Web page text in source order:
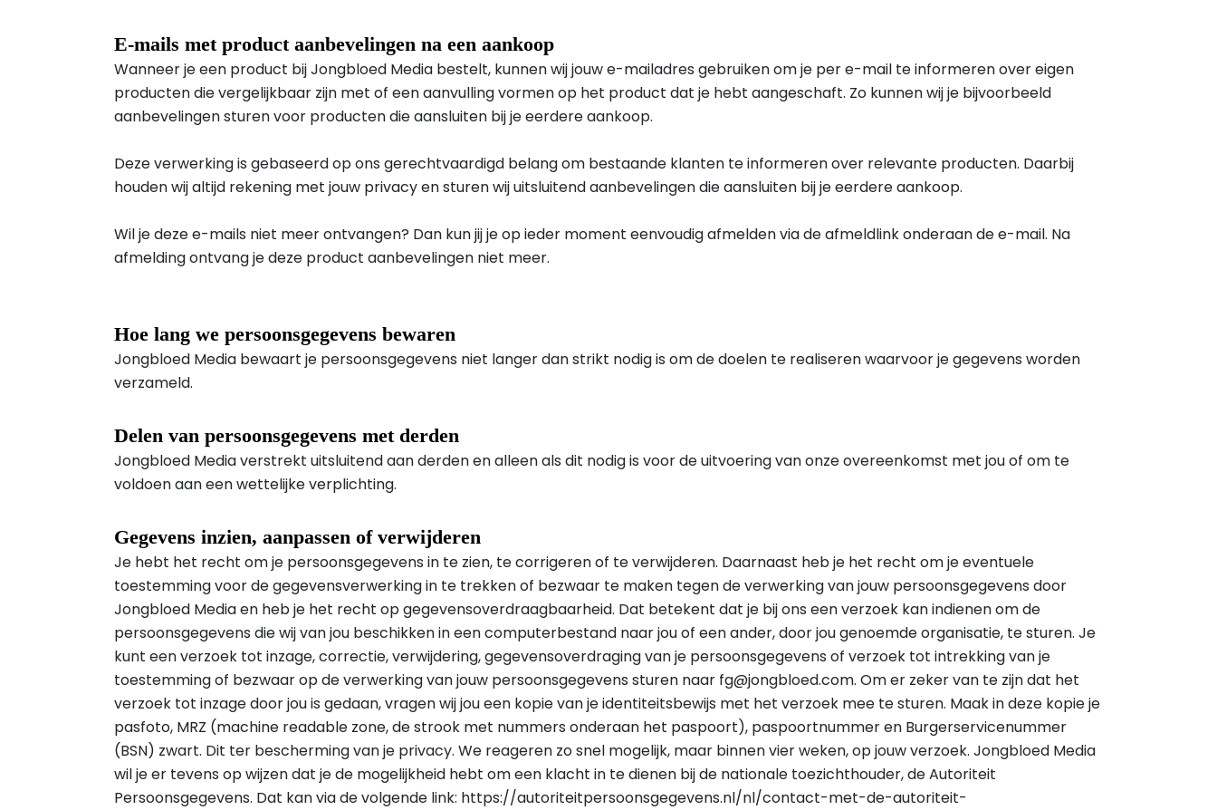
E-mails met product aanbevelingen na een aankoop
Wanneer je een product bij Jongbloed Media bestelt, kunnen wij jouw e-mailadres gebruiken om je per e-mail te informeren over eigen
producten die vergelijkbaar zijn met of een aanvulling vormen op het product dat je hebt aangeschaft. Zo kunnen wij je bijvoorbeeld
aanbevelingen sturen voor producten die aansluiten bij je eerdere aankoop.
Deze verwerking is gebaseerd op ons gerechtvaardigd belang om bestaande klanten te informeren over relevante producten. Daarbij
houden wij altijd rekening met jouw privacy en sturen wij uitsluitend aanbevelingen die aansluiten bij je eerdere aankoop.
Wil je deze e-mails niet meer ontvangen? Dan kun jij je op ieder moment eenvoudig afmelden via de afmeldlink onderaan de e-mail. Na
afmelding ontvang je deze product aanbevelingen niet meer.
Hoe lang we persoonsgegevens bewaren
Jongbloed Media bewaart je persoonsgegevens niet langer dan strikt nodig is om de doelen te realiseren waarvoor je gegevens worden
verzameld.
Delen van persoonsgegevens met derden
Jongbloed Media verstrekt uitsluitend aan derden en alleen als dit nodig is voor de uitvoering van onze overeenkomst met jou of om te
voldoen aan een wettelijke verplichting.
Gegevens inzien, aanpassen of verwijderen
Je hebt het recht om je persoonsgegevens in te zien, te corrigeren of te verwijderen. Daarnaast heb je het recht om je eventuele
toestemming voor de gegevensverwerking in te trekken of bezwaar te maken tegen de verwerking van jouw persoonsgegevens door
Jongbloed Media en heb je het recht op gegevensoverdraagbaarheid. Dat betekent dat je bij ons een verzoek kan indienen om de
persoonsgegevens die wij van jou beschikken in een computerbestand naar jou of een ander, door jou genoemde organisatie, te sturen. Je
kunt een verzoek tot inzage, correctie, verwijdering, gegevensoverdraging van je persoonsgegevens of verzoek tot intrekking van je
toestemming of bezwaar op de verwerking van jouw persoonsgegevens sturen naar fg@jongbloed.com. Om er zeker van te zijn dat het
verzoek tot inzage door jou is gedaan, vragen wij jou een kopie van je identiteitsbewijs met het verzoek mee te sturen. Maak in deze kopie je
pasfoto, MRZ (machine readable zone, de strook met nummers onderaan het paspoort), paspoortnummer en Burgerservicenummer
(BSN) zwart. Dit ter bescherming van je privacy. We reageren zo snel mogelijk, maar binnen vier weken, op jouw verzoek. Jongbloed Media
wil je er tevens op wijzen dat je de mogelijkheid hebt om een klacht in te dienen bij de nationale toezichthouder, de Autoriteit
Persoonsgegevens. Dat kan via de volgende link: https://autoriteitpersoonsgegevens.nl/nl/contact-met-de-autoriteit-